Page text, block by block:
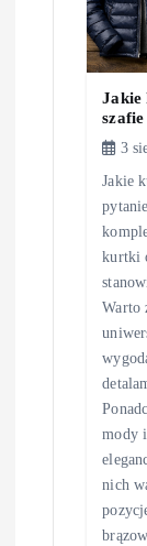
Jakie
szafie
3
Jakie
kurtki
Warto
mody
nich